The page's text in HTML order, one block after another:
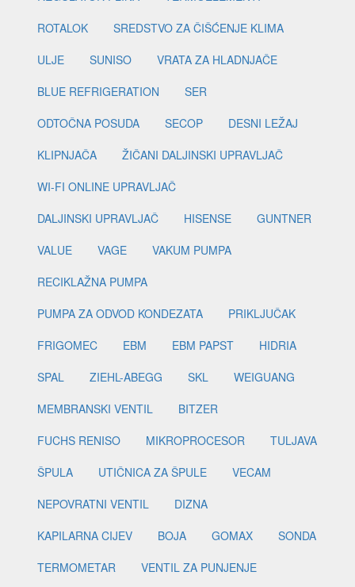
ROTALOK
SREDSTVO ZA ČIŠĆENJE KLIMA
ULJE
SUNISO
VRATA ZA HLADNJAČE
BLUE REFRIGERATION
SER
ODTOČNA POSUDA
SECOP
DESNI LEŽAJ
KLIPNJAČA
ŽIČANI DALJINSKI UPRAVLJAČ
WI-FI ONLINE UPRAVLJAČ
DALJINSKI UPRAVLJAČ
HISENSE
GUNTNER
VALUE
VAGE
VAKUM PUMPA
RECIKLAŽNA PUMPA
PUMPA ZA ODVOD KONDEZATA
PRIKLJUČAK
FRIGOMEC
EBM EBM PAPST
HIDRIA
SPAL
ZIEHL-ABEGG SKL
WEIGUANG
MEMBRANSKI VENTIL
BITZER
FUCHS RENISO
MIKROPROCESOR
TULJAVA
ŠPULA
UTIČNICA ZA ŠPULE
VECAM
NEPOVRATNI VENTIL
DIZNA
KAPILARNA CIJEV
BOJA GOMAX
SONDA
TERMOMETAR
VENTIL ZA PUNJENJE